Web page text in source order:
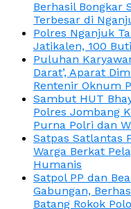
Berhasil Bongkar
Terbesar di
Polres Nganjuk
Jatikalen, 100
Puluhan
Darat’, Aparat
Rentenir Oknum
Sambut HUT
Polres Jombang
Purna Polri dan
Satpas Satlantas
Warga Berkat
Humanis
Satpol PP dan
Gabungan,
Batang Rokok